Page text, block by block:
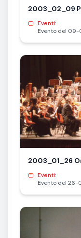
2003_02_09
Eventi:
Evento del
2003_01_26
Eventi:
Evento del 26-